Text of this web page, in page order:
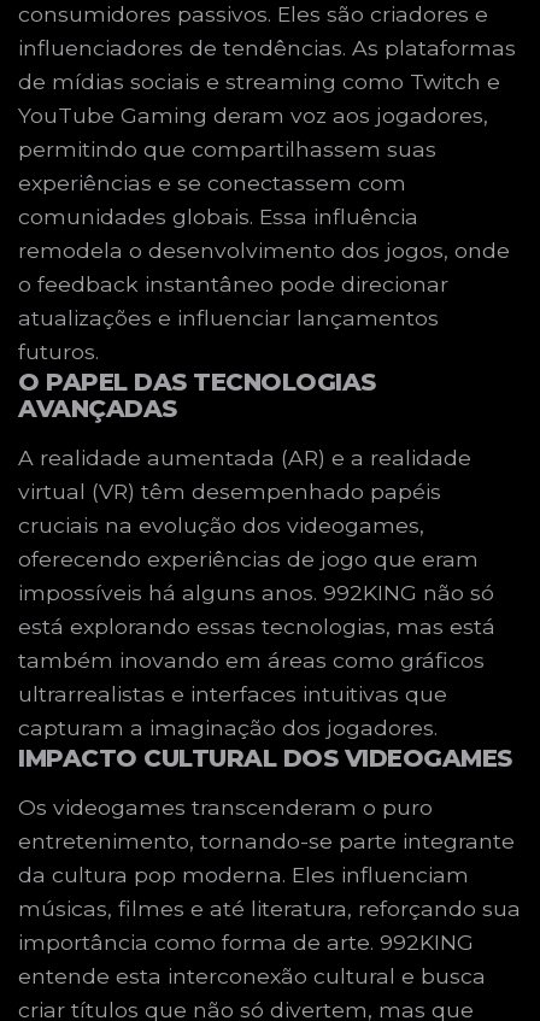
consumidores passivos. Eles são criadores e
influenciadores de tendências. As plataformas
de mídias sociais e streaming como Twitch e
YouTube Gaming deram voz aos jogadores,
permitindo que compartilhassem suas
experiências e se conectassem com
comunidades globais. Essa influência
remodela o desenvolvimento dos jogos, onde
o feedback instantâneo pode direcionar
atualizações e influenciar lançamentos
futuros.
O PAPEL DAS TECNOLOGIAS
AVANÇADAS
A realidade aumentada (AR) e a realidade
virtual (VR) têm desempenhado papéis
cruciais na evolução dos videogames,
oferecendo experiências de jogo que eram
impossíveis há alguns anos. 992KING não só
está explorando essas tecnologias, mas está
também inovando em áreas como gráficos
ultrarrealistas e interfaces intuitivas que
capturam a imaginação dos jogadores.
IMPACTO CULTURAL DOS VIDEOGAMES
Os videogames transcenderam o puro
entretenimento, tornando-se parte integrante
da cultura pop moderna. Eles influenciam
músicas, filmes e até literatura, reforçando sua
importância como forma de arte. 992KING
entende esta interconexão cultural e busca
criar títulos que não só divertem, mas que